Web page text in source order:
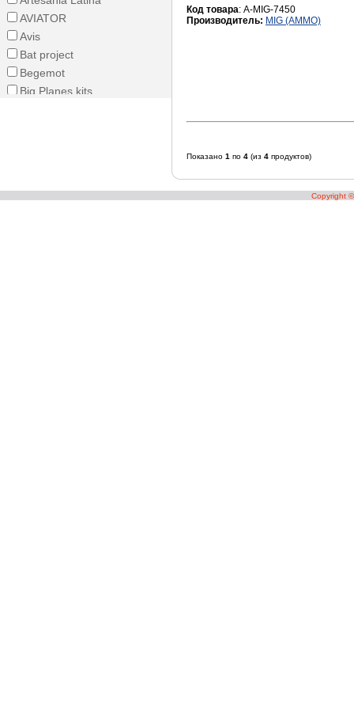
AVIATOR
Avis
Bat project
Begemot
Big Planes kits
DAN models
Код товара: A-MIG-7450
Производитель: MIG (AMMO)
Показано 1 по 4 (из 4 продуктов)
Copyright